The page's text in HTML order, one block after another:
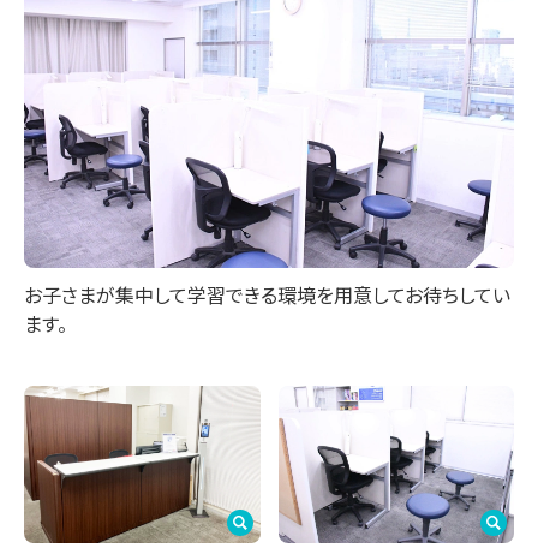
お子さまが集中して学習できる環境を用意してお待ちしてい
ます。